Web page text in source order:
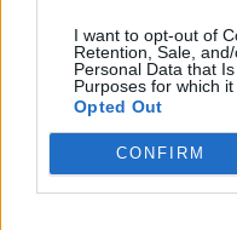
I want to opt-out of
Retention, Sale,
Personal Data that
Purposes for which it
Opted Out
CONFIRM